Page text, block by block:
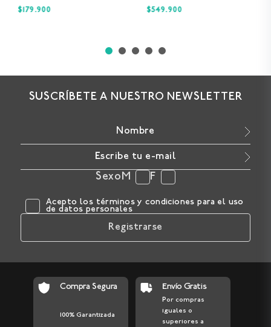
$ 179.900 $549.900
SUSCRÍBETE A NUESTRO NEWSLETTER
SexoM F
Acepto los términos y condiciones para el uso
de datos personales
Registrarse
Compra Segura
100% Garantizada
Envío Gratis
Por compras
iguales o
superiores a